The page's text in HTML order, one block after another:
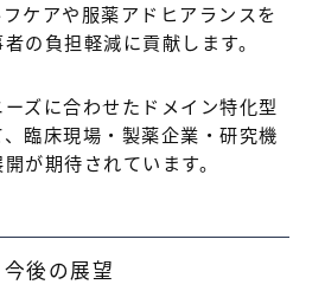
ケアや服薬アドヒアランスを
の負担軽減に貢献します。
ズに合わせたドメイン特化型
臨床現場・製薬企業・研究機
が期待されています。
今後の展望